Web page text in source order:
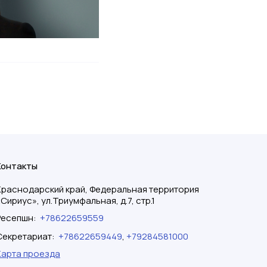
край, Федеральная территория
ул.Триумфальная, д.7, стр.1
: +78622659559
: +78622659449, +79284581000
проезда